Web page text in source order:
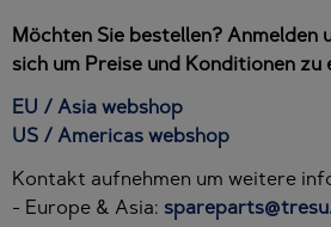
Möchten Sie bestellen? Anmelden
sich um Preise und Konditionen zu
EU / Asia webshop
US / Americas webshop
Kontakt aufnehmen um weitere
- Europe & Asia: